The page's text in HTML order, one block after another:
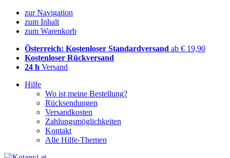
zur Navigation
zum Inhalt
zum Warenkorb
Österreich: Kostenloser Standardversand ab € 19,90
Kostenloser Rückversand
24 h Versand
Hilfe
Wo ist meine Bestellung?
Rücksendungen
Versandkosten
Zahlungsmöglichkeiten
Kontakt
Alle Hilfe-Themen